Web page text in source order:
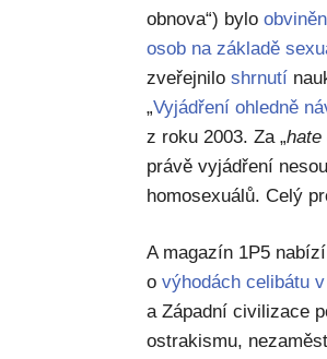
obnova“) bylo
osob na základě
zveřejniloshrnutí
„Vyjádření ohledně
z roku 2003. Za „hate
právě vyjádření
homosexuálů. Celý
A magazín 1P5
ovýhodách celibátu
a Západní civilizace
ostrakismu,